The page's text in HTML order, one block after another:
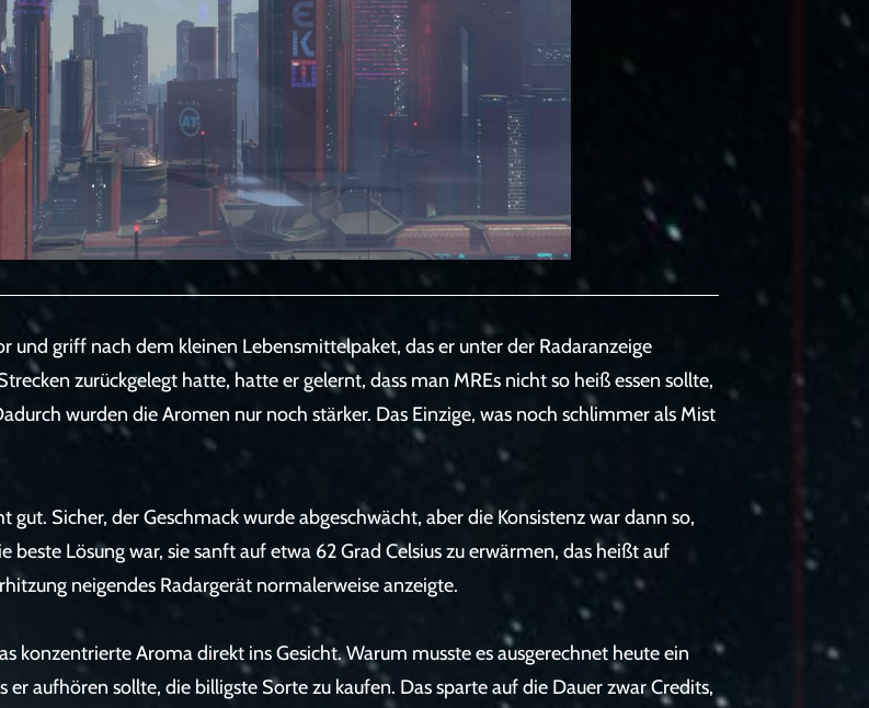
und griff nach dem kleinen Lebensmittelpaket, das er unter der Radaranzeige
zurückgelegt hatte, hatte er gelernt, dass man MREs nicht so heiß essen sollte,
wurden die Aromen nur noch stärker. Das Einzige, was noch schlimmer als Mist
Sicher, der Geschmack wurde abgeschwächt, aber die Konsistenz war dann so,
Lösung war, sie sanft auf etwa 62 Grad Celsius zu erwärmen, das heißt auf
neigendes Radargerät normalerweise anzeigte.
konzentrierte Aroma direkt ins Gesicht. Warum musste es ausgerechnet heute ein
er aufhören sollte, die billigste Sorte zu kaufen. Das sparte auf die Dauer zwar Credits,